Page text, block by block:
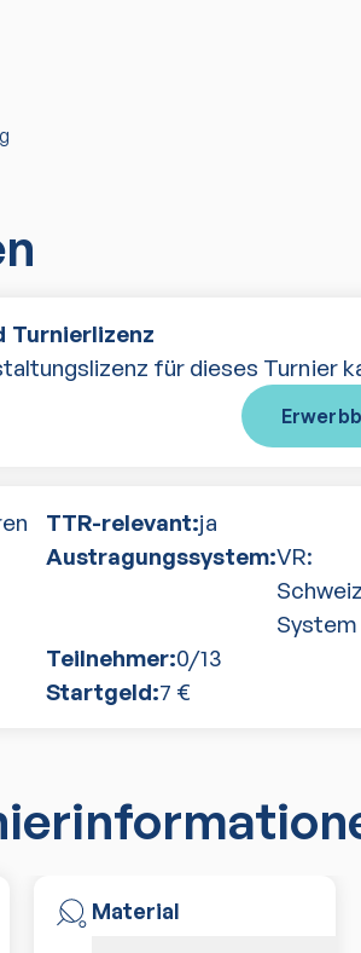
Turnierlizenz
für dieses Turnier
TTR-relevant:ja
Austragungssystem:VR:
System
Teilnehmer:0/13
Startgeld:7 €
Material